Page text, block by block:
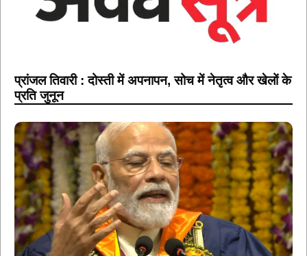
प्रांजल तिवारी : दोस्ती में अपनापन, सोच में नेतृत्व और खेलों के
प्रति जुनून